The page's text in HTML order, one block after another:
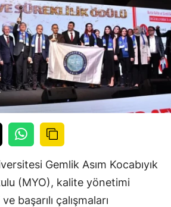
Gemlik Asım Kocabıyık
(MYO), kalite yönetimi
başarılı çalışmaları